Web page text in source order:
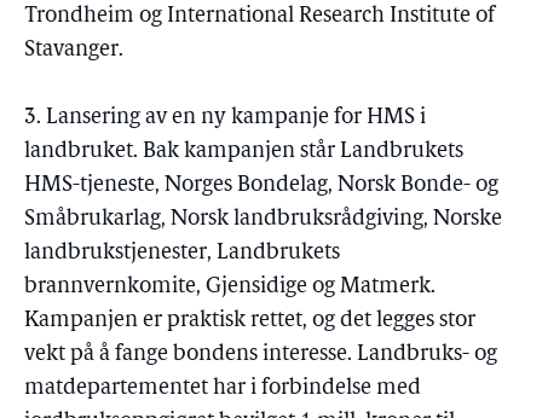
Trondheim og International Research Institute of
Stavanger.
3. Lansering av en ny kampanje for HMS i
landbruket. Bak kampanjen står Landbrukets
HMS-tjeneste, Norges Bondelag, Norsk Bonde- og
Småbrukarlag, Norsk landbruksrådgiving, Norske
landbrukstjenester, Landbrukets
brannvernkomite, Gjensidige og Matmerk.
Kampanjen er praktisk rettet, og det legges stor
vekt på å fange bondens interesse. Landbruks- og
matdepartementet har i forbindelse med